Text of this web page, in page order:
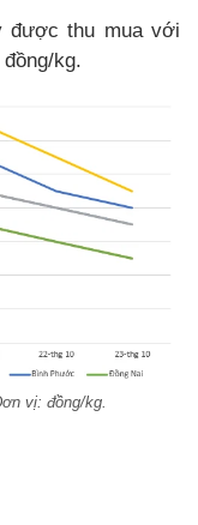
được thu mua với
kg.
vị: đồng/kg.